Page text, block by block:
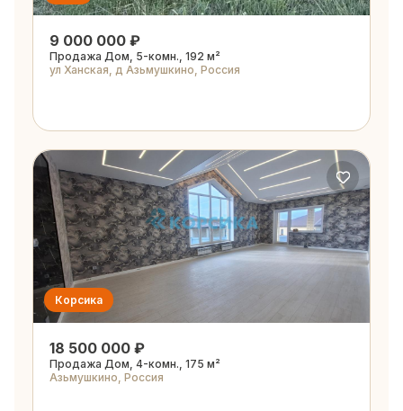
9 000 000 ₽
Продажа Дом, 5-комн., 192 м²
ул Ханская, д Азьмушкино, Россия
Корсика
18 500 000 ₽
Продажа Дом, 4-комн., 175 м²
Азьмушкино, Россия